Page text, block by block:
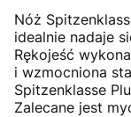
Nóż
idealnie nadaje
Rękojeść
i wzmocniona
Spitzenklasse
Zalecane jest